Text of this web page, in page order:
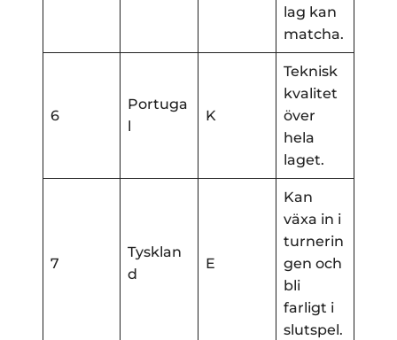
lag kan
matcha.
6
Portuga
l
K
Teknisk
kvalitet
över
hela
laget.
7
Tysklan
d
E
Kan
växa in i
turnerin
gen och
bli
farligt i
slutspel.